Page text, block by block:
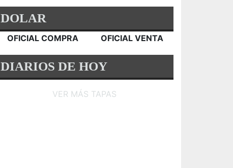
DOLAR
OFICIAL COMPRA OFICIAL VENTA
DIARIOS DE HOY
VER MÁS TAPAS